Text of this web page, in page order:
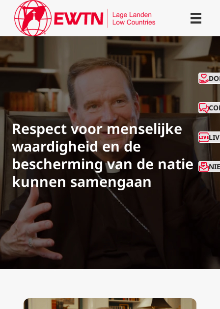
Respect voor menselijke
waardigheid en de
bescherming van de natie
kunnen samengaan